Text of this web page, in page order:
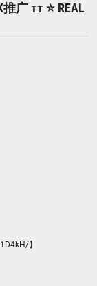
广 ᴛᴛ ⭐ REAL
】